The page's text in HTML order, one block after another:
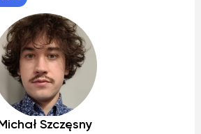
Michał Szczęsny